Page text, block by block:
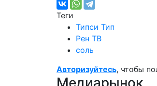
Теги
Типси Тип
Рен ТВ
соль
Авторизуйтесь, чтобы
Медиарынок